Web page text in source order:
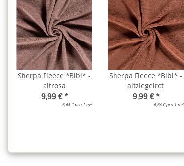
Sherpa Fleece *Bibi* -
altrosa
9,99 € *
6,66 € pro 1 m2
Sherpa Fleece *Bibi* -
altziegelrot
9,99 € *
6,66 € pro 1 m2